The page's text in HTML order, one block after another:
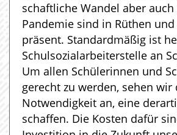
schaftliche Wandel aber
Pandemie sind in Rüthen
präsent. Standardmäßig ist
Schulsozialarbeiterstelle an
Um allen Schülerinnen und
gerecht zu werden, sehen wir
Notwendigkeit an, eine
schaffen. Die Kosten dafür